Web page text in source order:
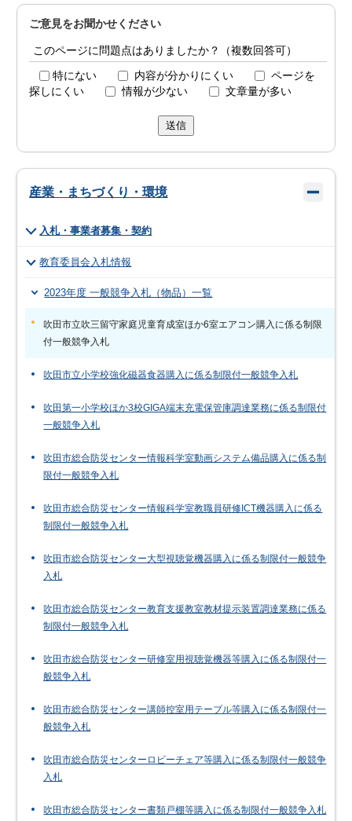
ご意見をお聞かせください
このページに問題点はありましたか？（複数回答可）
特にない 内容が分かりにくい
ページを
探しにくい
情報が少ない 文章量が多い
送信
産業・まちづくり・環境
入札・事業者募集・契約
教育委員会入札情報
2023年度 一般競争入札（物品）一覧
吹田市立吹三留守家庭児童育成室ほか6室エアコン購入に係る制限
付一般競争入札
吹田市立小学校強化磁器食器購入に係る制限付一般競争入札
吹田第一小学校ほか3校GIGA端末充電保管庫調達業務に係る制限付
一般競争入札
吹田市総合防災センター情報科学室動画システム備品購入に係る制
限付一般競争入札
吹田市総合防災センター情報科学室教職員研修ICT機器購入に係る
制限付一般競争入札
吹田市総合防災センター大型視聴覚機器購入に係る制限付一般競争
入札
吹田市総合防災センター教育支援教室教材提示装置調達業務に係る
制限付一般競争入札
吹田市総合防災センター研修室用視聴覚機器等購入に係る制限付一
般競争入札
吹田市総合防災センター講師控室用テーブル等購入に係る制限付一
般競争入札
吹田市総合防災センターロビーチェア等購入に係る制限付一般競争
入札
吹田市総合防災センター書類戸棚等購入に係る制限付一般競争入札